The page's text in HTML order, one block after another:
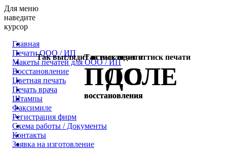
Для меню
наведите
курсор
Главная
Печати ООО / ИП
Макеты печатей для OOO / ИП
Восстановление
Цветная печать
Печать врача
Штампы
Факсимиле
Регистрация фирм
Схема работы / Документы
Контакты
Заявка на изготовление
Так выглядит оттиск печати
ДО
восстановления
Так выглядит оттиск печати
ПОСЛЕ
восстановления